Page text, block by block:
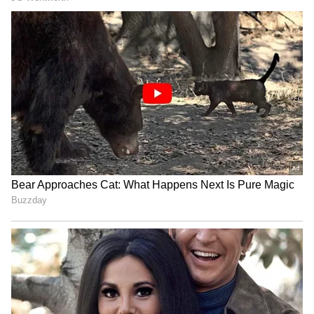
చేసిన ఆరోప‌ణ‌ల‌పై పోలీసులు వారిని అరెస్టు చేశారు.